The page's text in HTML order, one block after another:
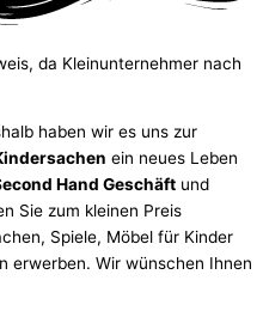
da Kleinunternehmer nach
haben wir es uns zur
ein neues Leben
Hand Geschäft und
Sie zum kleinen Preis
Spiele, Möbel für Kinder
erwerben. Wir wünschen Ihnen